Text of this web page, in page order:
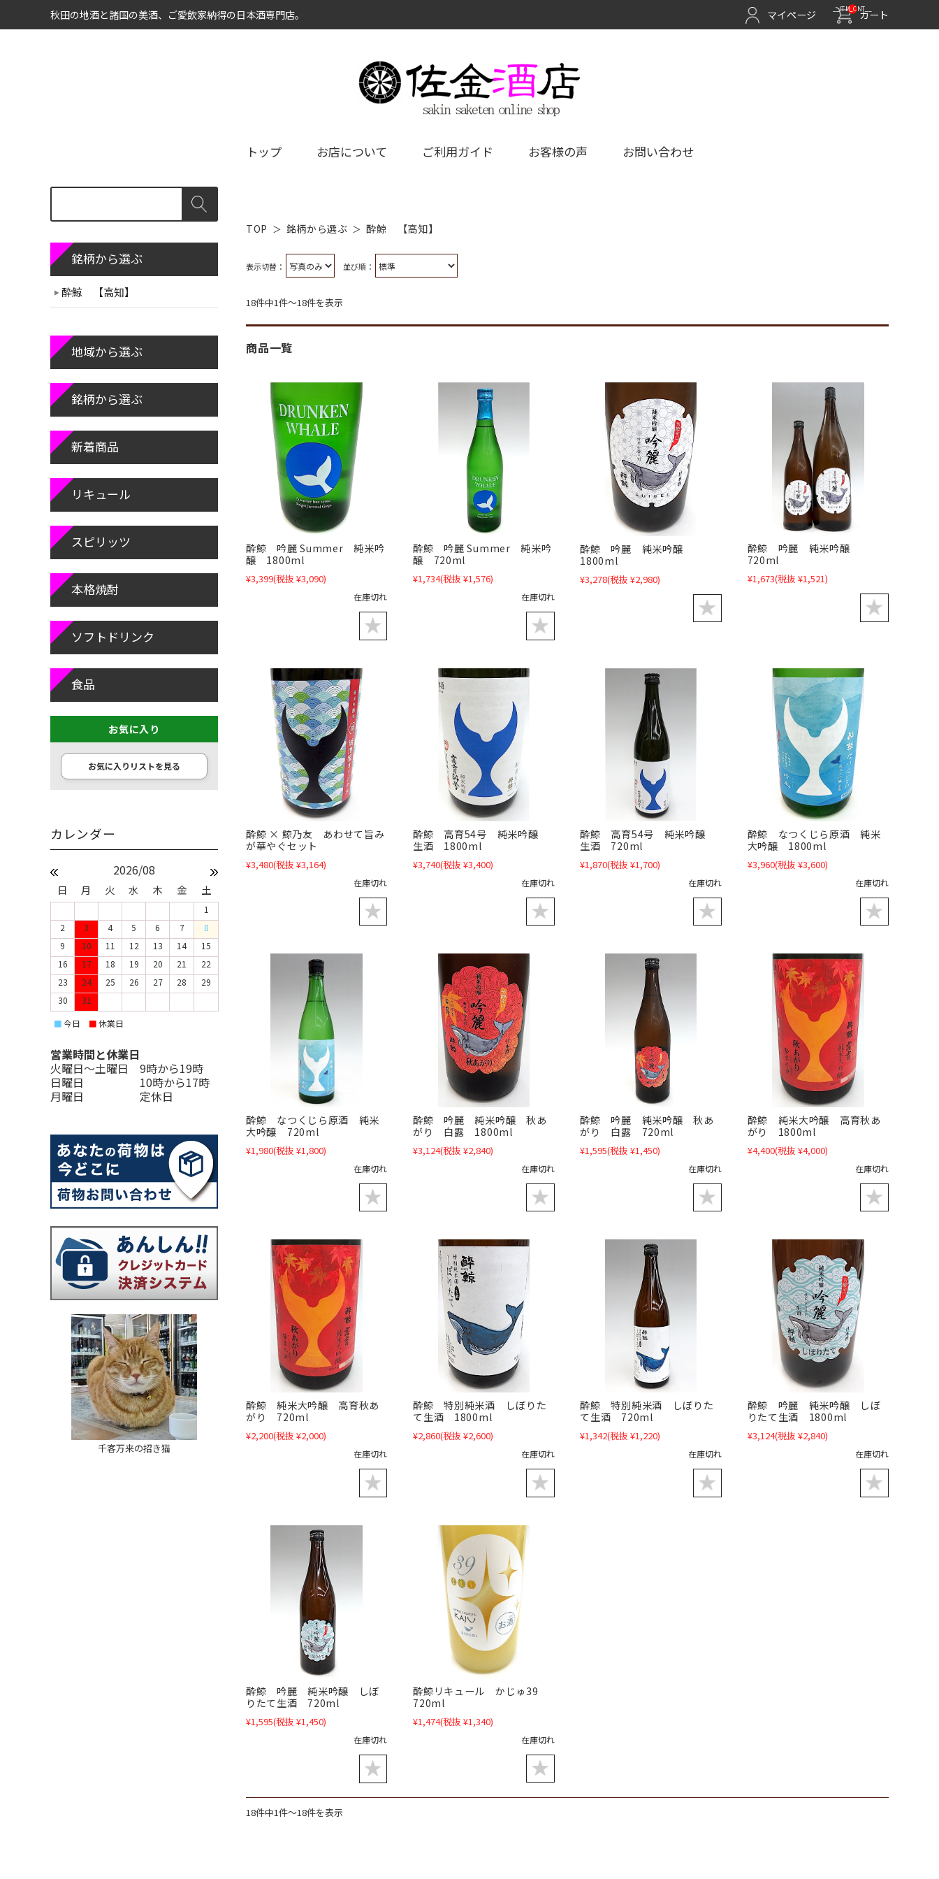
秋田の地酒と諸国の美酒、ご愛飲家納得の日本酒専門店。 マイページ __ITM_CNT__カート
トップ お店について ご利用ガイド お客様の声 お問い合わせ
TOP 銘柄から選ぶ 酔鯨 【高知】
表示切替： 並び順：
18件中1件～18件を表示
商品一覧
酔鯨 吟麗 Summer 純米吟
醸 1800ml
¥3,399(税抜 ¥3,090)
在庫切れ
酔鯨 吟麗 Summer 純米吟
醸 720ml
¥1,734(税抜 ¥1,576)
在庫切れ
酔鯨 吟麗 純米吟醸
1800ml
¥3,278(税抜 ¥2,980)
酔鯨 吟麗 純米吟醸
720ml
¥1,673(税抜 ¥1,521)
酔鯨 × 鯨乃友 あわせて旨み
が華やぐセット
¥3,480(税抜 ¥3,164)
在庫切れ
酔鯨 高育54号 純米吟醸
生酒 1800ml
¥3,740(税抜 ¥3,400)
在庫切れ
酔鯨 高育54号 純米吟醸
生酒 720ml
¥1,870(税抜 ¥1,700)
在庫切れ
酔鯨 なつくじら原酒 純米
大吟醸 1800ml
¥3,960(税抜 ¥3,600)
在庫切れ
酔鯨 なつくじら原酒 純米
大吟醸 720ml
¥1,980(税抜 ¥1,800)
在庫切れ
酔鯨 吟麗 純米吟醸 秋あ
がり 白露 1800ml
¥3,124(税抜 ¥2,840)
在庫切れ
酔鯨 吟麗 純米吟醸 秋あ
がり 白露 720ml
¥1,595(税抜 ¥1,450)
在庫切れ
酔鯨 純米大吟醸 高育秋あ
がり 1800ml
¥4,400(税抜 ¥4,000)
在庫切れ
酔鯨 純米大吟醸 高育秋あ
がり 720ml
¥2,200(税抜 ¥2,000)
在庫切れ
酔鯨 特別純米酒 しぼりた
て生酒 1800ml
¥2,860(税抜 ¥2,600)
在庫切れ
酔鯨 特別純米酒 しぼりた
て生酒 720ml
¥1,342(税抜 ¥1,220)
在庫切れ
酔鯨 吟麗 純米吟醸 しぼ
りたて生酒 1800ml
¥3,124(税抜 ¥2,840)
在庫切れ
酔鯨 吟麗 純米吟醸 しぼ
りたて生酒 720ml
¥1,595(税抜 ¥1,450)
在庫切れ
酔鯨リキュール かじゅ39
720ml
¥1,474(税抜 ¥1,340)
在庫切れ
18件中1件～18件を表示
銘柄から選ぶ
酔鯨 【高知】
地域から選ぶ
銘柄から選ぶ
新着商品
リキュール
スピリッツ
本格焼酎
ソフトドリンク
食品
お気に入り
お気に入りリストを見る
2026/08
日 月 火 水 木 金 土
1
2
3 4 5 6 7
8
9
10 11 12 13 14
15
16
17 18 19 20 21
22
23
24 25 26 27 28
29
30
31
■今日 ■休業日
営業時間と休業日
火曜日〜土曜日 9時から19時
日曜日 10時から17時
月曜日 定休日
千客万来の招き猫